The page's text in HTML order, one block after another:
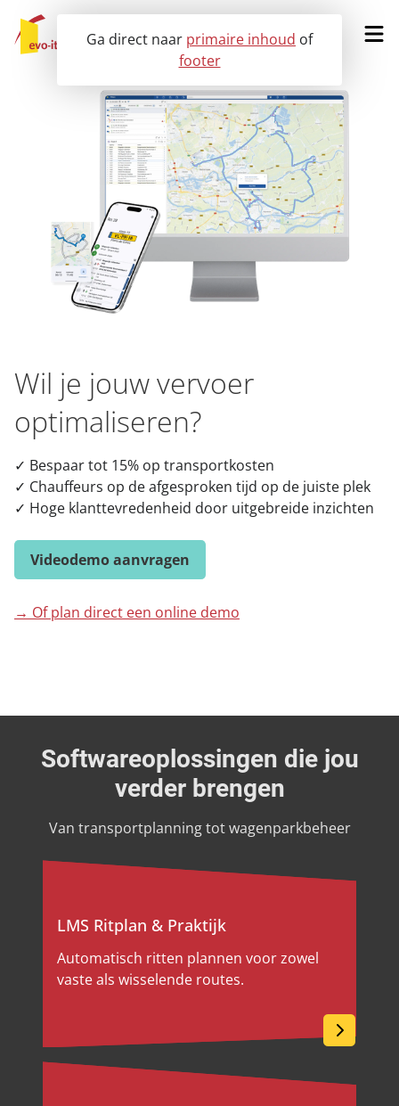
Ga direct naar primaire inhoud of
footer
Onze oplossingen
Voor wie?
Klantervaringen
Nieuws
Wil je jouw vervoer
optimaliseren?
✓ Bespaar tot 15% op transportkosten
✓ Chauffeurs op de afgesproken tijd op de juiste plek
✓ Hoge klanttevredenheid door uitgebreide inzichten
Videodemo aanvragen
→ Of plan direct een online demo
Softwareoplossingen die jou
verder brengen
Van transportplanning tot wagenparkbeheer
LMS Ritplan & Praktijk
Automatisch ritten plannen voor zowel
vaste als wisselende routes.